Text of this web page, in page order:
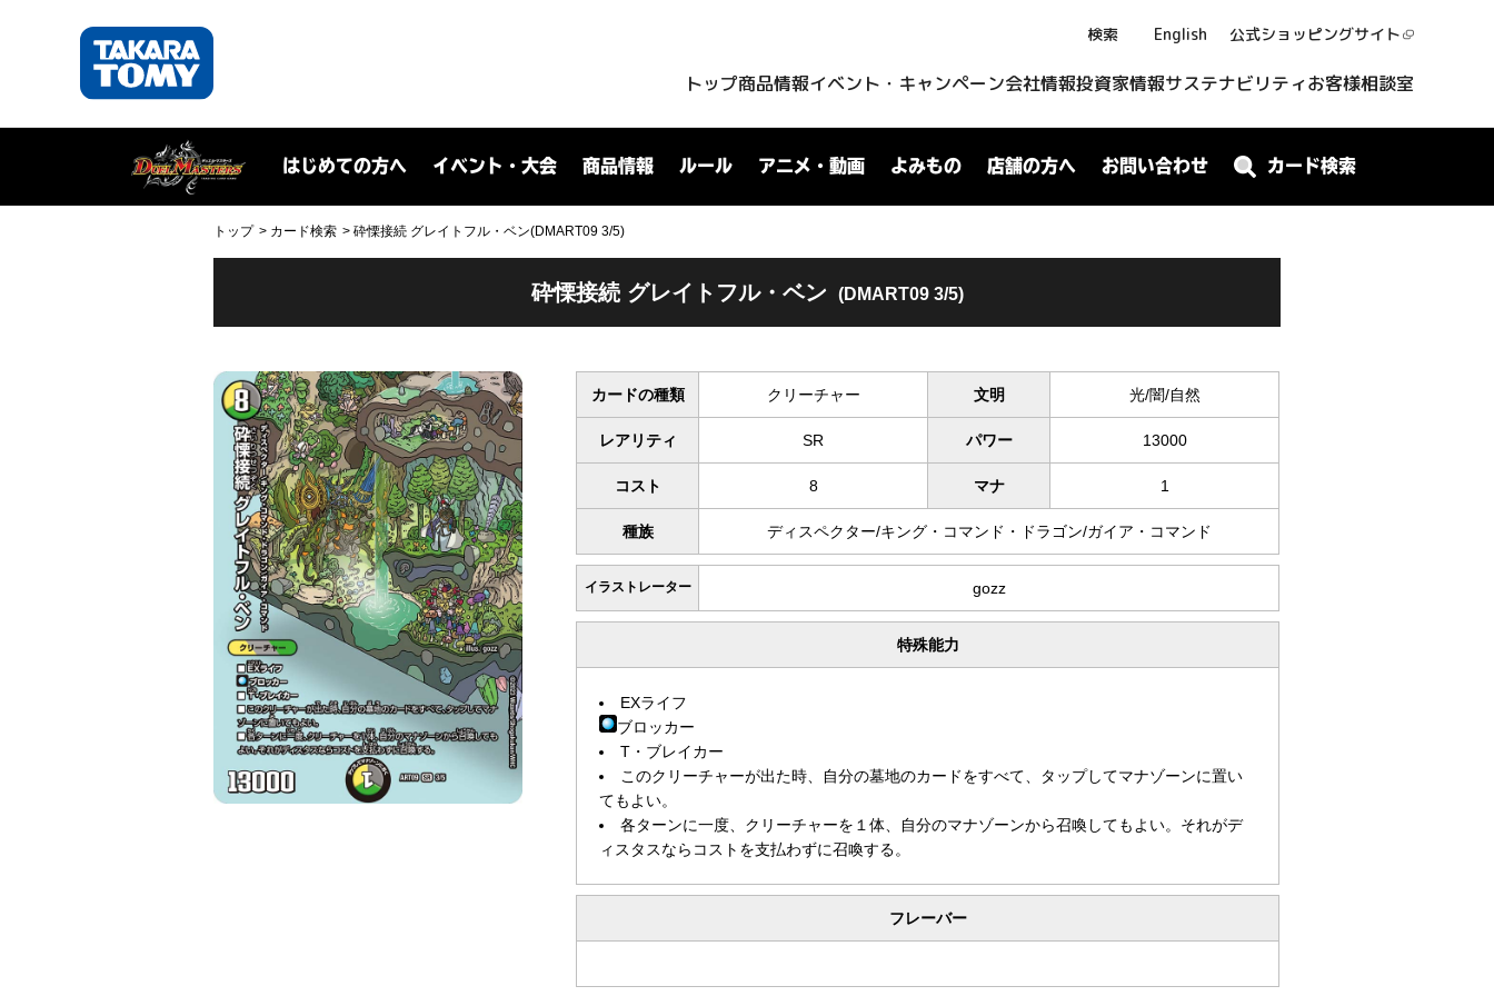
検索 English 公式ショッピングサイト
トップ商品情報イベント・キャンペーン会社情報投資家情報サステナビリティお客様相談室
はじめての方へ イベント・大会 商品情報 ルール アニメ・動画 よみもの 店舗の方へ お問い合わせ カード検索
トップ カード検索 砕慄接続 グレイトフル・ベン(DMART09 3/5)
砕慄接続 グレイトフル・ベン (DMART09 3/5)
カードの種類 クリーチャー 文明 光/闇/自然
レアリティ SR パワー 13000
コスト 8 マナ 1
種族 ディスペクター/キング・コマンド・ドラゴン/ガイア・コマンド
イラストレーター gozz
特殊能力
EXライフ
ブロッカー
T・ブレイカー
このクリーチャーが出た時、自分の墓地のカードをすべて、タップしてマナゾーンに置い
てもよい。
各ターンに一度、クリーチャーを１体、自分のマナゾーンから召喚してもよい。それがデ
ィスタスならコストを支払わずに召喚する。
フレーバー